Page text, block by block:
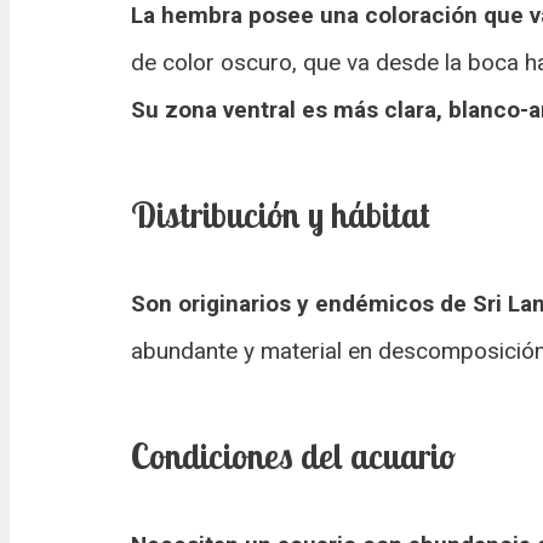
La hembra posee una coloración que
de color oscuro, que va desde la boca
Su zona ventral es más clara, blanco-
Distribución y hábitat
Son originarios y endémicos de Sri
abundante y material en
Condiciones del acuario